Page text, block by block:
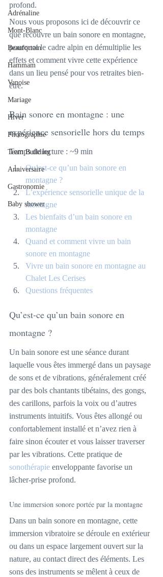
Adrénaline
Mont-Blanc
Beaufortain
Hammam
Vanoise
Mariage
Hiver
Photographie
Team Building
Anniversaire
Gastronomie
Baby shower
profond.
Nous vous proposons ici de découvrir ce
que recouvre un bain sonore en montagne,
pourquoi le cadre alpin en démultiplie les
effets et comment vivre cette expérience
dans un lieu pensé pour vos retraites bien-
être.
Bain sonore en montagne : une
expérience sensorielle hors du temps
Temps de lecture : ~9 min
Qu’est-ce qu’un bain sonore en
montagne ?
L’expérience sensorielle unique de la
montagne
Les bienfaits d’un bain sonore en
montagne
Quand et comment vivre un bain
sonore en montagne
Vivre un bain sonore en montagne au
Chalet Les Cerises
Questions fréquentes
Qu’est-ce qu’un bain sonore en
montagne ?
Un bain sonore est une séance durant
laquelle vous êtes immergé dans un paysage
de sons et de vibrations, généralement créé
par des bols chantants tibétains, des gongs,
des carillons, parfois la voix ou d’autres
instruments intuitifs. Vous êtes allongé ou
confortablement installé et n’avez rien à
faire sinon écouter et vous laisser traverser
par les vibrations. Cette pratique de
sonothérapie enveloppante favorise un
lâcher-prise profond.
Une immersion sonore portée par la montagne
Dans un bain sonore en montagne, cette
immersion vibratoire se déroule en extérieur
ou dans un espace largement ouvert sur la
nature, au contact direct des éléments. Les
sons des instruments se mêlent à ceux de